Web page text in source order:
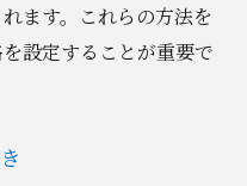
ます。これらの方法を
設定することが重要で